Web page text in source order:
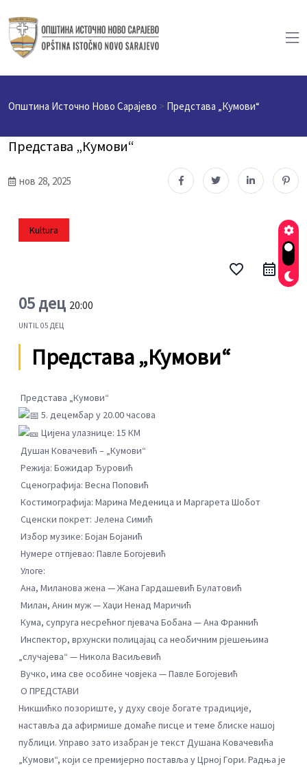
Општина Источно Ново Сарајево > Представа „Кумови“
Представа „Кумови“
нов 28, 2025
Kultura
favorite_border
05 дец 20:00
UNTIL05 ДЕЦ
Представа „Кумови“
Представа „Кумови“
5. децембар у 20.00 часова
Цијена улазнице: 15 КМ
Душан Ковачевић – „Кумови“
Режија: Божидар Ђуровић
Сценографија: Весна Поповић
Костимографија: Марина Меденица и Маргарета Шобот
Сценски покрет: Јелена Симић
Избор музике: Бојан Бојанић
Нумере отпјевао: Павле Богојевић
Улоге:
Ана, Миланова жена — Жана Гардашевић Булатовић
Милан, Анин муж — Хаџи Ненад Маричић
Кума, супруга несрећног пјевача Бобана — Ана Франнић
Инспектор, врхунски полицајац са необичним рјешењима
„случајева“ — Никола Васиљевић
Вучко, има све особине човјека — Павле Богојевић
О ПРЕДСТАВИ
Никшићко позориште, у духу своје богате традиције,
наставља да афирмише домаће писце и теме блиске нашој
публици. Управо зато изабран је текст Душана Ковачевића
„Кумови“, који се премијерно поставља у Црној Гори. Радња је